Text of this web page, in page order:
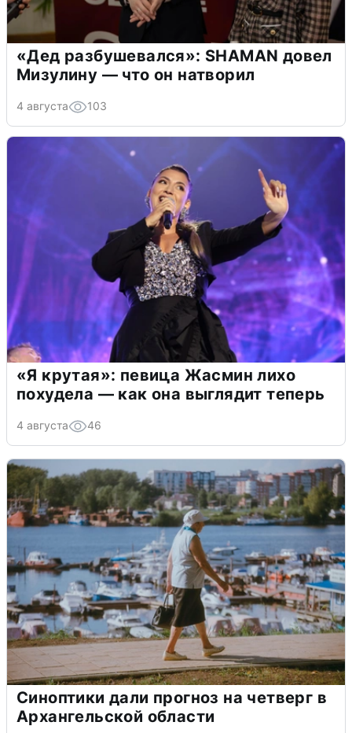
«Дед разбушевался»: SHAMAN довел
Мизулину — что он натворил
4 августа 103
«Я крутая»: певица Жасмин лихо
похудела — как она выглядит теперь
4 августа 46
Синоптики дали прогноз на четверг в
Архангельской области